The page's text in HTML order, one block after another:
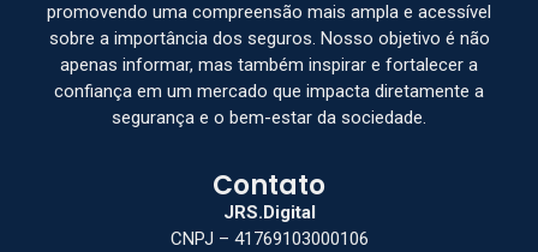
promovendo uma compreensão mais ampla e acessível
sobre a importância dos seguros. Nosso objetivo é não
apenas informar, mas também inspirar e fortalecer a
confiança em um mercado que impacta diretamente a
segurança e o bem-estar da sociedade.
Contato
JRS.Digital
CNPJ – 41769103000106